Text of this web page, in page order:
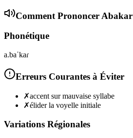
Comment PrononcerAbakar
Phonétique
a.baˈkaɾ
Erreurs Courantes à Éviter
✗accent sur mauvaise syllabe
✗élider la voyelle initiale
Variations Régionales